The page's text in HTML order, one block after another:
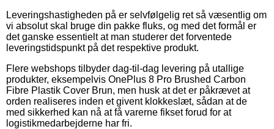
Leveringshastigheden på er selvfølgelig ret så væsentlig om
vi absolut skal bruge din pakke fluks, og med det formål er
det ganske essentielt at man studerer det forventede
leveringstidspunkt på det respektive produkt.
Flere webshops tilbyder dag-til-dag levering på utallige
produkter, eksempelvis OnePlus 8 Pro Brushed Carbon
Fibre Plastik Cover Brun, men husk at det er påkrævet at
orden realiseres inden et givent klokkeslæt, sådan at de
med sikkerhed kan nå at få varerne fikset forud for at
logistikmedarbejderne har fri.